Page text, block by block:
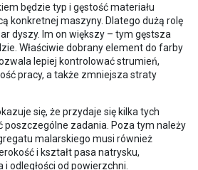
będzie typ i gęstość materiału
konkretnej maszyny. Dlatego dużą rolę
dyszy. Im on większy – tym gęstsza
Właściwie dobrany element do farby
lepiej kontrolować strumień,
pracy, a także zmniejsza straty
się, że przydaje się kilka tych
poszczególne zadania. Poza tym należy
malarskiego musi również
i kształt pasa natrysku,
odległości od powierzchni.